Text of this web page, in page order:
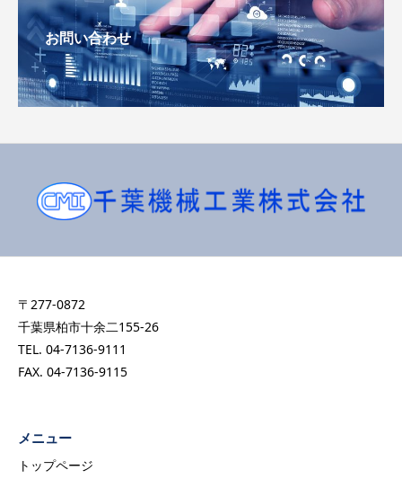
お問い合わせ
〒277-0872
千葉県柏市十余二155-26
TEL. 04-7136-9111
FAX. 04-7136-9115
メニュー
トップページ